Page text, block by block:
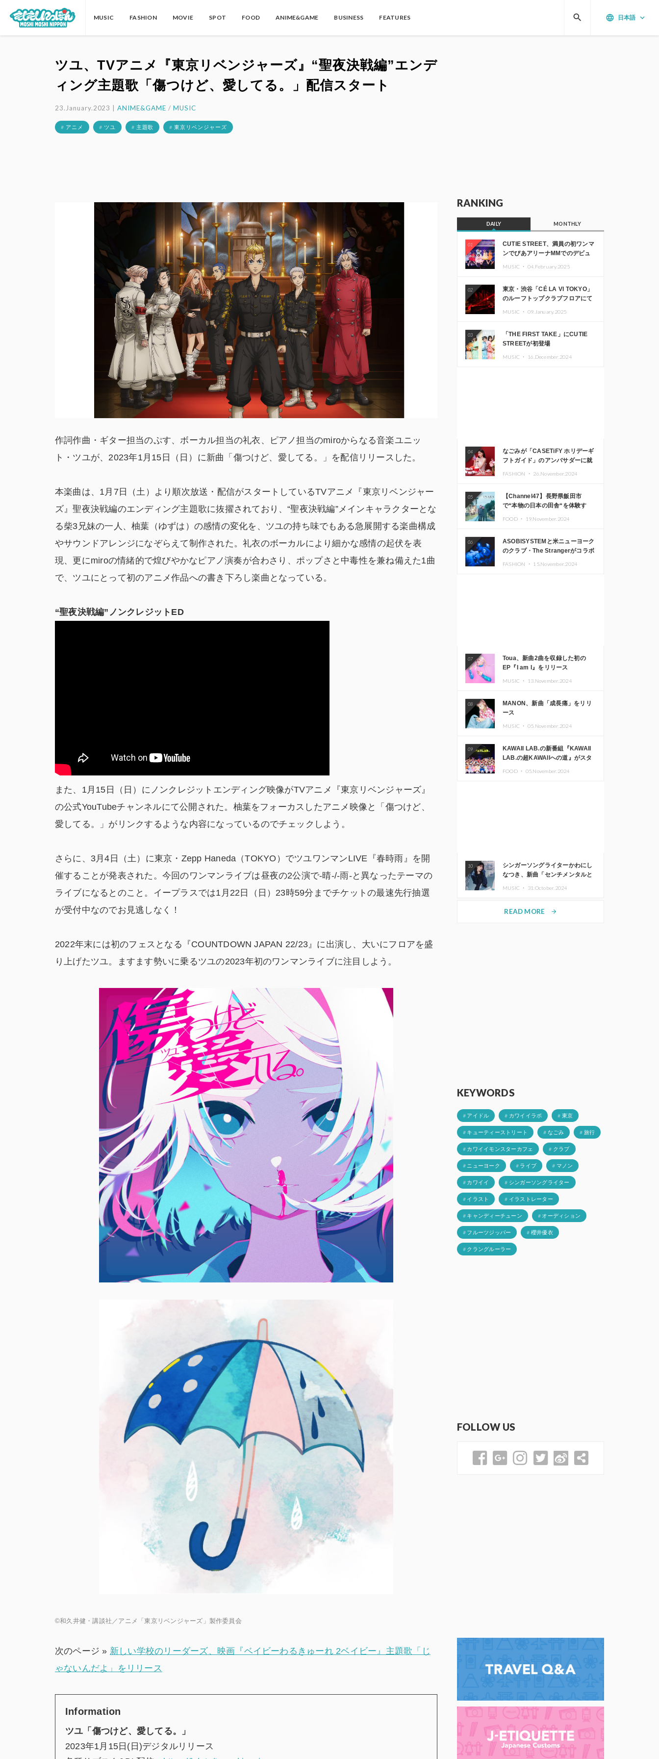
MUSIC FASHION MOVIE SPOT FOOD ANIME&GAME BUSINESS FEATURES language 日本語 keyboard_arrow_down
search
ツユ、TVアニメ『東京リベンジャーズ』“聖夜決戦編”エンデ
ィング主題歌「傷つけど、愛してる。」配信スタート
23.January.2023 |ANIME&GAME / MUSIC
# アニメ # ツユ # 主題歌 # 東京リベンジャーズ
作詞作曲・ギター担当のぷす、ボーカル担当の礼衣、ピアノ担当のmiroからなる音楽ユニッ
ト・ツユが、2023年1月15日（日）に新曲「傷つけど、愛してる。」を配信リリースした。
本楽曲は、1月7日（土）より順次放送・配信がスタートしているTVアニメ『東京リベンジャー
ズ』聖夜決戦編のエンディング主題歌に抜擢されており、“聖夜決戦編”メインキャラクターとな
る柴3兄妹の一人、柚葉（ゆずは）の感情の変化を、ツユの持ち味でもある急展開する楽曲構成
やサウンドアレンジになぞらえて制作された。礼衣のボーカルにより細かな感情の起伏を表
現、更にmiroの情緒的で煌びやかなピアノ演奏が合わさり、ポップさと中毒性を兼ね備えた1曲
で、ツユにとって初のアニメ作品への書き下ろし楽曲となっている。
“聖夜決戦編”ノンクレジットED
また、1月15日（日）にノンクレジットエンディング映像がTVアニメ『東京リベンジャーズ』
の公式YouTubeチャンネルにて公開された。柚葉をフォーカスしたアニメ映像と「傷つけど、
愛してる。」がリンクするような内容になっているのでチェックしよう。
さらに、3月4日（土）に東京・Zepp Haneda（TOKYO）でツユワンマンLIVE『春時雨』を開
催することが発表された。今回のワンマンライブは昼夜の2公演で-晴-/-雨-と異なったテーマの
ライブになるとのこと。イープラスでは1月22日（日）23時59分までチケットの最速先行抽選
が受付中なのでお見逃しなく！
2022年末には初のフェスとなる『COUNTDOWN JAPAN 22/23』に出演し、大いにフロアを盛
り上げたツユ。ますます勢いに乗るツユの2023年初のワンマンライブに注目しよう。
©和久井健・講談社／アニメ「東京リベンジャーズ」製作委員会
次のページ » 新しい学校のリーダーズ、映画『ベイビーわるきゅーれ 2ベイビー』主題歌「じ
ゃないんだよ」をリリース
Information
ツユ「傷つけど、愛してる。」
2023年1月15日(日)デジタルリリース
RANKING
DAILY MONTHLY
01
CUTIE STREET、満員の初ワンマ
ンでぴあアリーナMMでのデビュ
MUSIC ・ 04.February.2025
02
東京・渋谷「CÉ LA VI TOKYO」
のルーフトップクラブフロアにて
Kza（FORCE OF NATURE）ら日
本を代表するDJ・クリエイターが
出演
MUSIC ・ 09.January.2025
03
「THE FIRST TAKE」にCUTIE
STREETが初登場
MUSIC ・ 16.December.2024
04
なごみが「CASETiFY ホリデーギ
フトガイド」のアンバサダーに就
FASHION ・ 26.November.2024
05
【Channel47】長野県飯田市
で“本物の日本の田舎“を体験す
FOOD ・ 19.November.2024
06
ASOBISYSTEMと米ニューヨーク
のクラブ・The Strangerがコラボ
FASHION ・ 15.November.2024
07
Toua、新曲2曲を収録した初の
EP『I am I』をリリース
MUSIC ・ 13.November.2024
08
MANON、新曲「成長痛」をリリ
ース
MUSIC ・ 05.November.2024
09
KAWAII LAB.の新番組『KAWAII
LAB.の超KAWAIIへの道』がスタ
FOOD ・ 05.November.2024
10
シンガーソングライターかわにし
なつき、新曲「センチメンタルと
MUSIC ・ 31.October.2024
READ MORE arrow_forward
KEYWORDS
# アイドル # カワイイラボ # 東京
# キューティーストリート # なごみ # 旅行
# カワイイモンスターカフェ # クラブ
# ニューヨーク # ライブ # マノン
# カワイイ # シンガーソングライター
# イラスト # イラストレーター
# キャンディーチューン # オーディション
# フルーツジッパー # 櫻井優衣
# クラングルーラー
FOLLOW US